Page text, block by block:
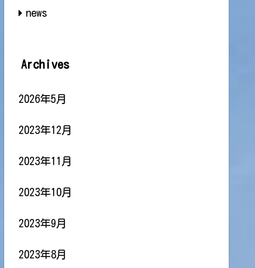
news
Archives
2026年5月
2023年12月
2023年11月
2023年10月
2023年9月
2023年8月